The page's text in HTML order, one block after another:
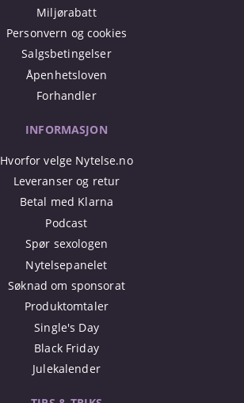
Miljørabatt
Personvern og cookies
Salgsbetingelser
Åpenhetsloven
Forhandler
INFORMASJON
Hvorfor velge Nytelse.no
Leveranser og retur
Betal med Klarna
Podcast
Spør sexologen
Nytelsepanelet
Søknad om sponsorat
Produktomtaler
Single's Day
Black Friday
Julekalender